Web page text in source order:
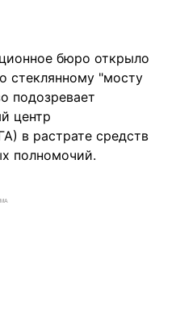
бюро открыло
стеклянному "мосту
подозревает
центр
в растрате средств
полномочий.